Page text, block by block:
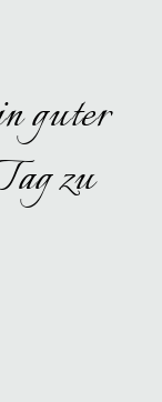
guter
zu